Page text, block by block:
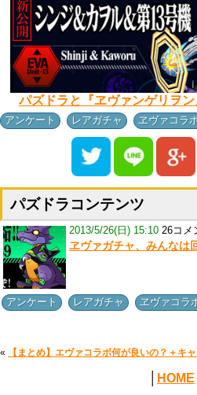
パズドラと『ヱヴァンゲリヲ
アンケート レアガチャ ヱヴァコラ
パズドラコンテンツ
2013/5/26(日) 15:10 26コメ
ヱヴァガチャ、みんなは
アンケート レアガチャ ヱヴァコラ
« 【まとめ】エヴァコラボ何が良いの？＋キ
HOME